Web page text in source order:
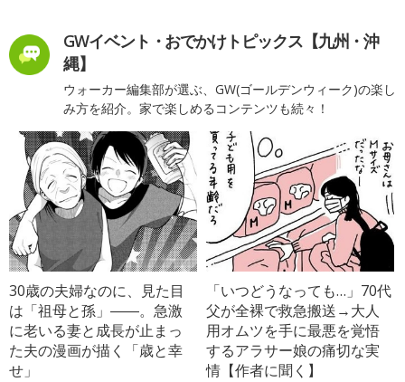
GWイベント・おでかけトピックス【九州・沖
縄】
ウォーカー編集部が選ぶ、GW(ゴールデンウィーク)の楽し
み方を紹介。家で楽しめるコンテンツも続々！
30歳の夫婦なのに、見た目
は「祖母と孫」――。急激
に老いる妻と成長が止まっ
た夫の漫画が描く「歳と幸
せ」
「いつどうなっても…」70代
父が全裸で救急搬送→大人
用オムツを手に最悪を覚悟
するアラサー娘の痛切な実
情【作者に聞く】